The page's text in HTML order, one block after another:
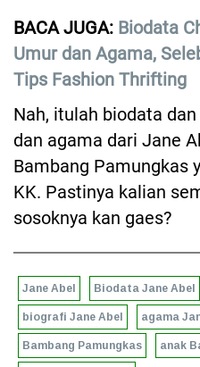
BACA JUGA: Biodata
Umur dan Agama,
Tips Fashion Thrifting
Nah, itulah biodata
dan agama dari Jane
Bambang Pamungkas
KK. Pastinya kalian
sosoknya kan gaes?
Jane Abel Biodata Jane Abel
biografi Jane Abel agama
Bambang Pamungkas anak